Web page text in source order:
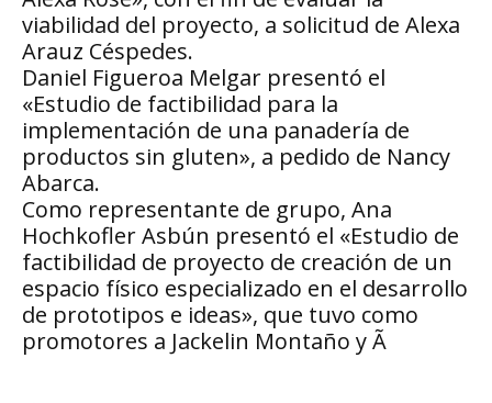
viabilidad del proyecto, a solicitud de Alexa
Arauz Céspedes.
Daniel Figueroa Melgar presentó el
«Estudio de factibilidad para la
implementación de una panadería de
productos sin gluten», a pedido de Nancy
Abarca.
Como representante de grupo, Ana
Hochkofler Asbún presentó el «Estudio de
factibilidad de proyecto de creación de un
espacio físico especializado en el desarrollo
de prototipos e ideas», que tuvo como
promotores a Jackelin Montaño y Ã